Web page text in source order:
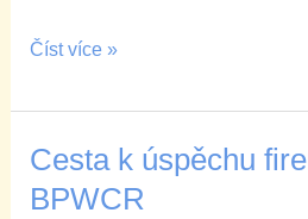
Číst více »
Cesta k úspěchu
BPWCR
Cesta
k